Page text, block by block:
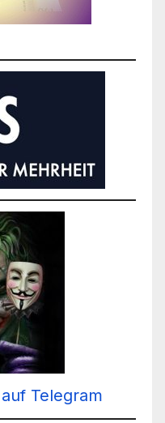
Telegram